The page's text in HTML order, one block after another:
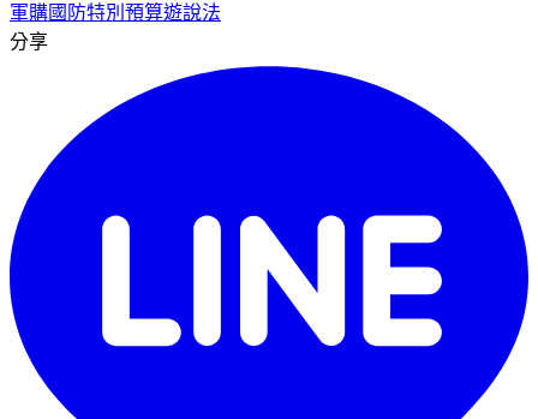
軍購國防特別預算遊說法
分享